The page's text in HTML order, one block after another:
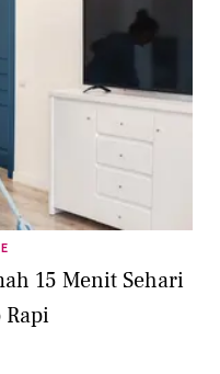
15 Menit Sehari
Rapi